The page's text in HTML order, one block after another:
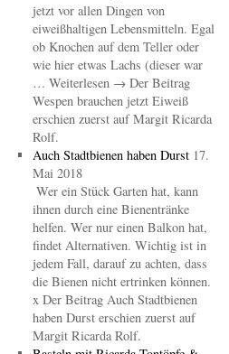
jetzt vor allen Dingen von
eiweißhaltigen Lebensmitteln. Egal
ob Knochen auf dem Teller oder
wie hier etwas Lachs (dieser war
… Weiterlesen → Der Beitrag
Wespen brauchen jetzt Eiweiß
erschien zuerst auf Margit Ricarda
Rolf.
Auch Stadtbienen haben Durst 17.
Mai 2018
Wer ein Stück Garten hat, kann
ihnen durch eine Bienentränke
helfen. Wer nur einen Balkon hat,
findet Alternativen. Wichtig ist in
jedem Fall, darauf zu achten, dass
die Bienen nicht ertrinken können.
x Der Beitrag Auch Stadtbienen
haben Durst erschien zuerst auf
Margit Ricarda Rolf.